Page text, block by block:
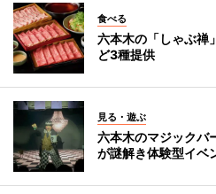
食べる
六本木の「しゃぶ
ど3種提供
見る・遊ぶ
六本木のマジックバ
が謎解き体験型イベ